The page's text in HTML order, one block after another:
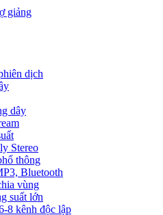
giảng
dịch
dây
Stereo
thông
Bluetooth
vùng
suất lớn
8 kênh độc lập